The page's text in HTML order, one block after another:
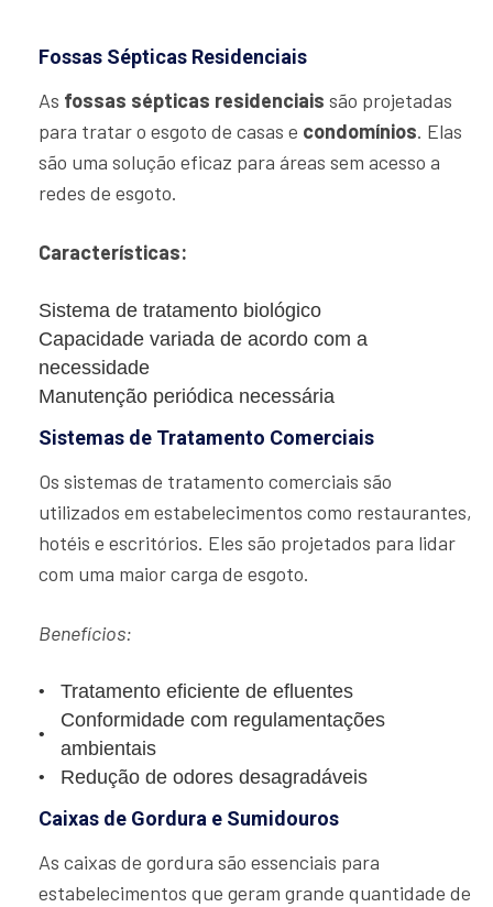
Fossas Sépticas Residenciais
As fossas sépticas residenciais são projetadas
para tratar o esgoto de casas e condomínios. Elas
são uma solução eficaz para áreas sem acesso a
redes de esgoto.
Características:
Sistema de tratamento biológico
Capacidade variada de acordo com a
necessidade
Manutenção periódica necessária
Sistemas de Tratamento Comerciais
Os sistemas de tratamento comerciais são
utilizados em estabelecimentos como restaurantes,
hotéis e escritórios. Eles são projetados para lidar
com uma maior carga de esgoto.
Benefícios:
Tratamento eficiente de efluentes
Conformidade com regulamentações
ambientais
Redução de odores desagradáveis
Caixas de Gordura e Sumidouros
As caixas de gordura são essenciais para
estabelecimentos que geram grande quantidade de